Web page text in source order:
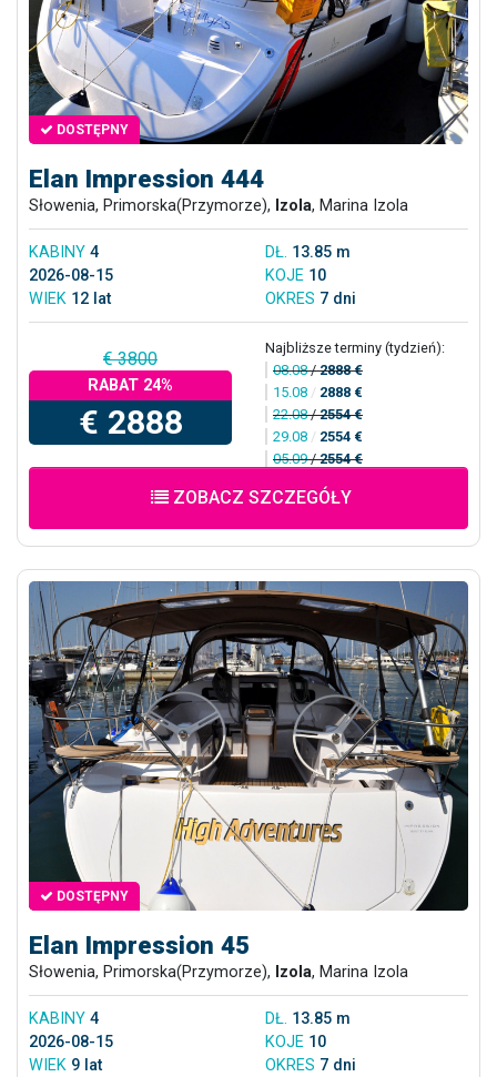
DOSTĘPNY
Elan Impression 444
Słowenia, Primorska(Przymorze), Izola, Marina Izola
KABINY 4 DŁ. 13.85 m
2026-08-15
KOJE 10
WIEK 12 lat OKRES 7 dni
€ 3800
RABAT 24%
€ 2888
Najbliższe terminy (tydzień):
08.08/2888 €
15.08 / 2888 €
22.08/2554 €
29.08 / 2554 €
05.09/2554 €
ZOBACZ SZCZEGÓŁY
DOSTĘPNY
Elan Impression 45
Słowenia, Primorska(Przymorze), Izola, Marina Izola
KABINY 4 DŁ. 13.85 m
2026-08-15
KOJE 10
WIEK 9 lat OKRES 7 dni